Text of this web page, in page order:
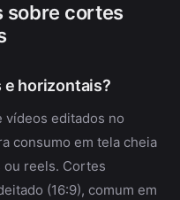
sobre cortes
e horizontais?
editados no
consumo em tela cheia
ou reels. Cortes
(16:9), comum em